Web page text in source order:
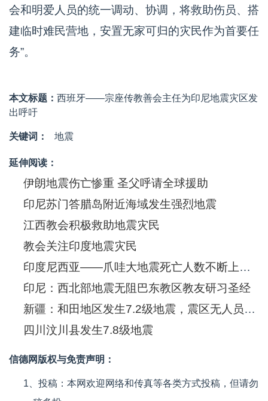
会和明爱人员的统一调动、协调，将救助伤员、搭
建临时难民营地，安置无家可归的灾民作为首要任
务”。
本文标题： 西班牙——宗座传教善会主任为印尼地震灾区发
出呼吁
关键词： 地震
延伸阅读：
伊朗地震伤亡惨重 圣父呼请全球援助
印尼苏门答腊岛附近海域发生强烈地震
江西教会积极救助地震灾民
教会关注印度地震灾民
印度尼西亚——爪哇大地震死亡人数不断上升，政府宣布进入紧急状态
印尼：西北部地震无阻巴东教区教友研习圣经
新疆：和田地区发生7.2级地震，震区无人员伤亡
四川汶川县发生7.8级地震
信德网版权与免责声明：
1、投稿：本网欢迎网络和传真等各类方式投稿，但请勿